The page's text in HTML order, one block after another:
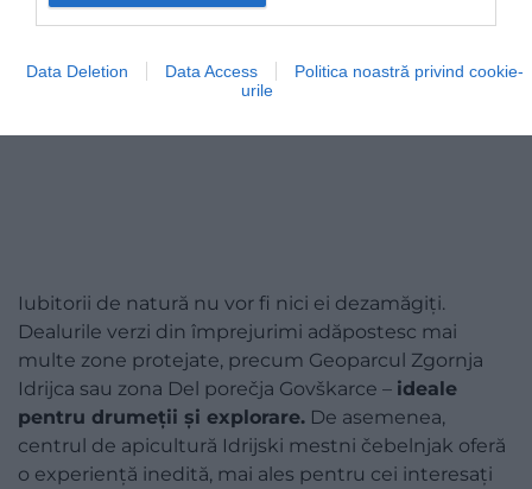
Data Deletion Data Access
Politica noastră privind cookie-
urile
Iubitorii de natură nu vor fi nici ei dezamăgiți.
Dealurile verzi din împrejurimi adăpostesc mai
multe zone protejate, precum Geoparcul Zgornja
Idrijca sau zona Del porečja Govškarce – ideale
pentru drumeții și explorare. De asemenea,
centrul de apicultură Idrijski mestni čebelnjak oferă
o experiență inedită, mai ales pentru cei interesați